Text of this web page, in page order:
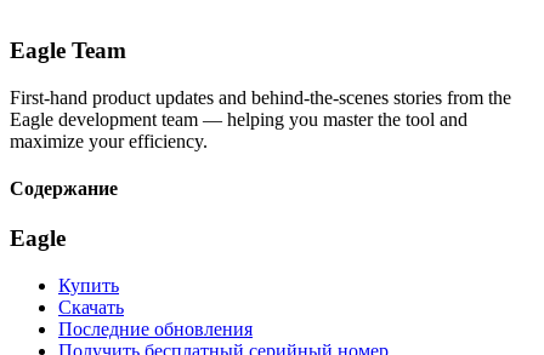
Eagle Team
First-hand product updates and behind-the-scenes stories from the
Eagle development team — helping you master the tool and
maximize your efficiency.
Содержание
Eagle
Купить
Скачать
Последние обновления
Получить бесплатный серийный номер